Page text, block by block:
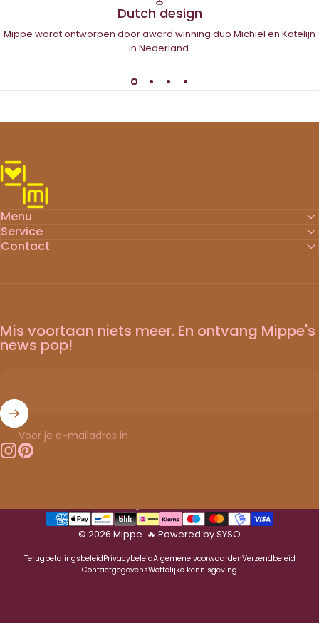
Dutch design
Mippe wordt ontworpen door award winning duo Michiel en Katelijn
in Nederland.
Mippe
Menu
Service
Contact
Mis voortaan niets meer. En ontvang Mippe's
news pop!
Voer je e-mailadres in
© 2026 Mippe. 🔥 Powered by SYSO
TerugbetalingsbeleidPrivacybeleidAlgemene voorwaardenVerzendbeleid
ContactgegevensWettelijke kennisgeving
Taal